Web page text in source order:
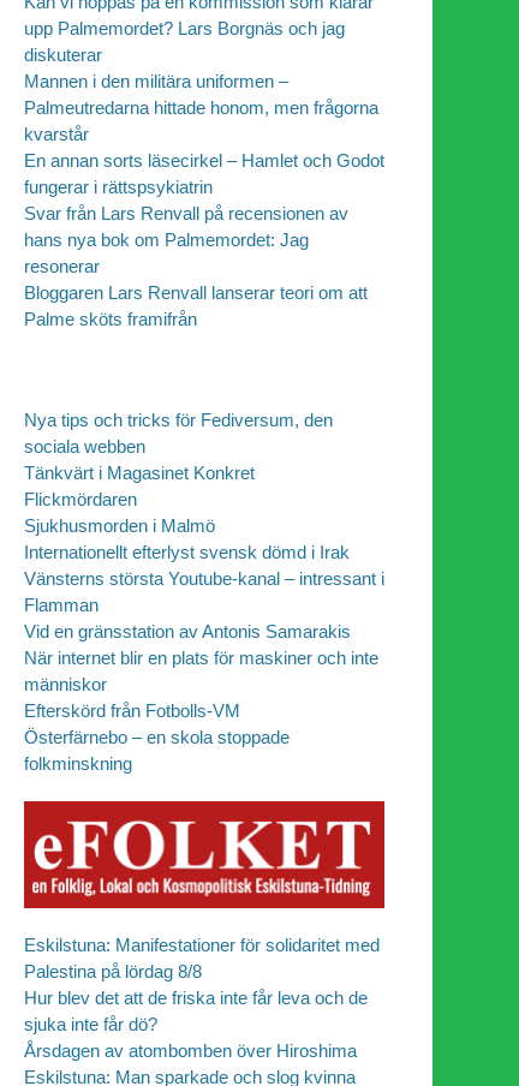
upp Palmemordet? Lars Borgnäs och jag
diskuterar
Mannen i den militära uniformen –
Palmeutredarna hittade honom, men frågorna
kvarstår
En annan sorts läsecirkel – Hamlet och Godot
fungerar i rättspsykiatrin
Svar från Lars Renvall på recensionen av
hans nya bok om Palmemordet: Jag
resonerar
Bloggaren Lars Renvall lanserar teori om att
Palme sköts framifrån
Nya tips och tricks för Fediversum, den
sociala webben
Tänkvärt i Magasinet Konkret
Flickmördaren
Sjukhusmorden i Malmö
Internationellt efterlyst svensk dömd i Irak
Vänsterns största Youtube-kanal – intressant i
Flamman
Vid en gränsstation av Antonis Samarakis
När internet blir en plats för maskiner och inte
människor
Efterskörd från Fotbolls-VM
Österfärnebo – en skola stoppade
folkminskning
Eskilstuna: Manifestationer för solidaritet med
Palestina på lördag 8/8
Hur blev det att de friska inte får leva och de
sjuka inte får dö?
Årsdagen av atombomben över Hiroshima
Eskilstuna: Man sparkade och slog kvinna